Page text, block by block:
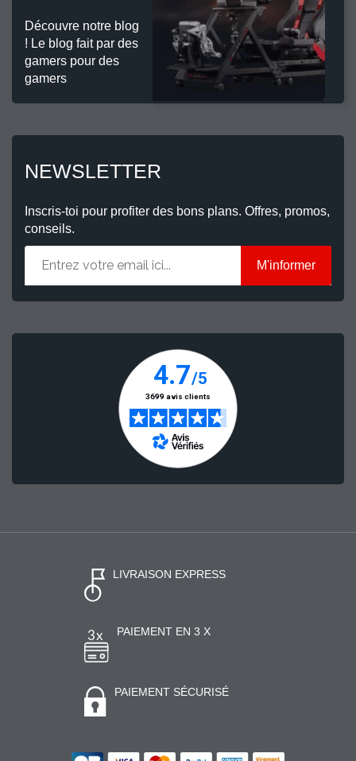
Découvre notre blog
! Le blog fait par des
gamers pour des
gamers
NEWSLETTER
Inscris-toi pour profiter des bons plans. Offres, promos,
conseils.
M'informer
LIVRAISON EXPRESS
PAIEMENT EN 3 X
PAIEMENT SÉCURISÉ